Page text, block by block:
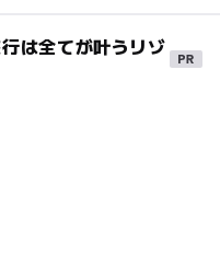
は全てが叶うリゾ